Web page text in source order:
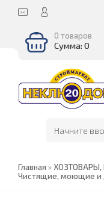
0 товаров
Сумма: 0
Главная » ХОЗТОВАРЫ,
Чистящие, моющие и